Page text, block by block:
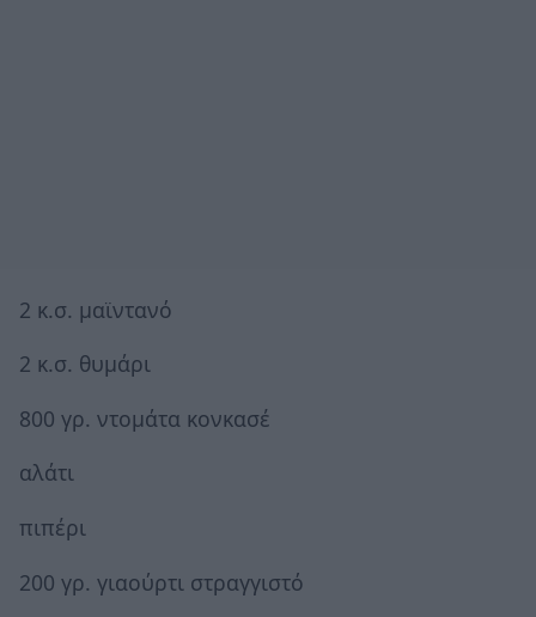
2 κ.σ. μαϊντανό
2 κ.σ. θυμάρι
800 γρ. ντομάτα κονκασέ
αλάτι
πιπέρι
200 γρ. γιαούρτι στραγγιστό